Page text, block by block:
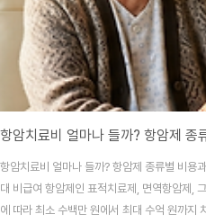
항암치료비 얼마나 들까? 항암제 종
항암치료비 얼마나 들까? 항암제 종류별 비용
대 비급여 항암제인 표적치료제, 면역항암제,
에 따라 최소 수백만 원에서 최대 수억 원까지